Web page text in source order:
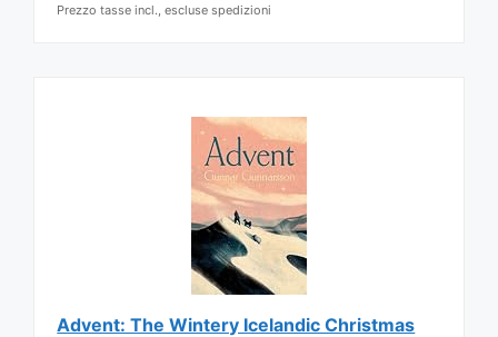
Prezzo tasse incl., escluse spedizioni
Advent: The Wintery Icelandic Christmas